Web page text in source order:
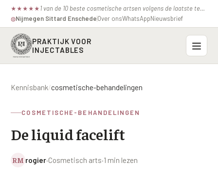
★ ★ ★ ★ ★ 1 van de 10 beste cosmetische artsen volgens de laatste test van de consumentenbond.
◍Nijmegen·Sittard·EnschedeOver onsWhatsAppNieuwsbrief
PRAKTIJK VOOR
INJECTABLES
Voorhoofdsrimpels
Fronsrimpel
Wenkbrauwen
Botox / anti-rimpel
Bocouture
Profielen
Hangende Huid Profiel
Prijzen
Kennisbank/cosmetische-behandelingen
COSMETISCHE-BEHANDELINGEN
De liquid facelift
RM rogier·Cosmetisch arts·1 min lezen